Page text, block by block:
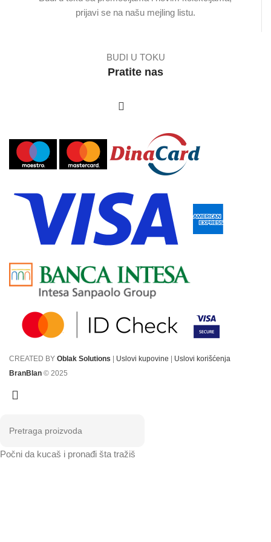
prijavi se na našu mejling listu.
BUDI U TOKU
Pratite nas
CREATED BY Oblak Solutions Uslovi kupovine
Uslovi korišćenja
BranBlan © 2025
Počni da kucaš i pronađi šta tražiš